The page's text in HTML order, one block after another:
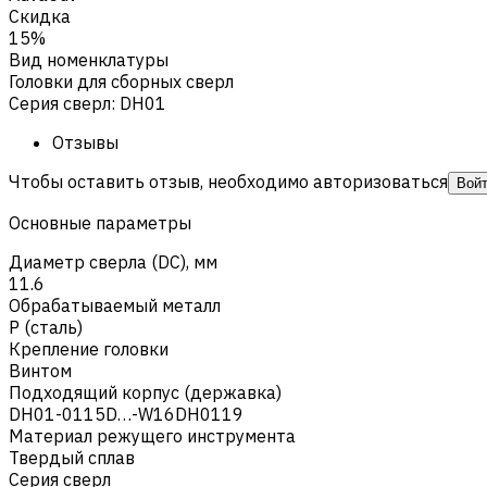
Скидка
15%
Вид номенклатуры
Головки для сборных сверл
Серия сверл: DH01
Отзывы
Чтобы оставить отзыв, необходимо авторизоваться
Основные параметры
Диаметр сверла (DC), мм
11.6
Обрабатываемый металл
Р (сталь)
Крепление головки
Винтом
Подходящий корпус (державка)
DH01-0115D…-W16DH0119
Материал режущего инструмента
Твердый сплав
Серия сверл